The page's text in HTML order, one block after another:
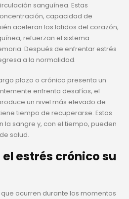
sanguínea. Estas
capacidad de
aceleran los latidos del corazón,
refuerzan el sistema
Después de enfrentar estrés
a la normalidad.
plazo o crónico presenta un
enfrenta desafíos, el
un nivel más elevado de
tiempo de recuperarse. Estas
la sangre y, con el tiempo, pueden
salud.
estrés crónico su
ocurren durante los momentos